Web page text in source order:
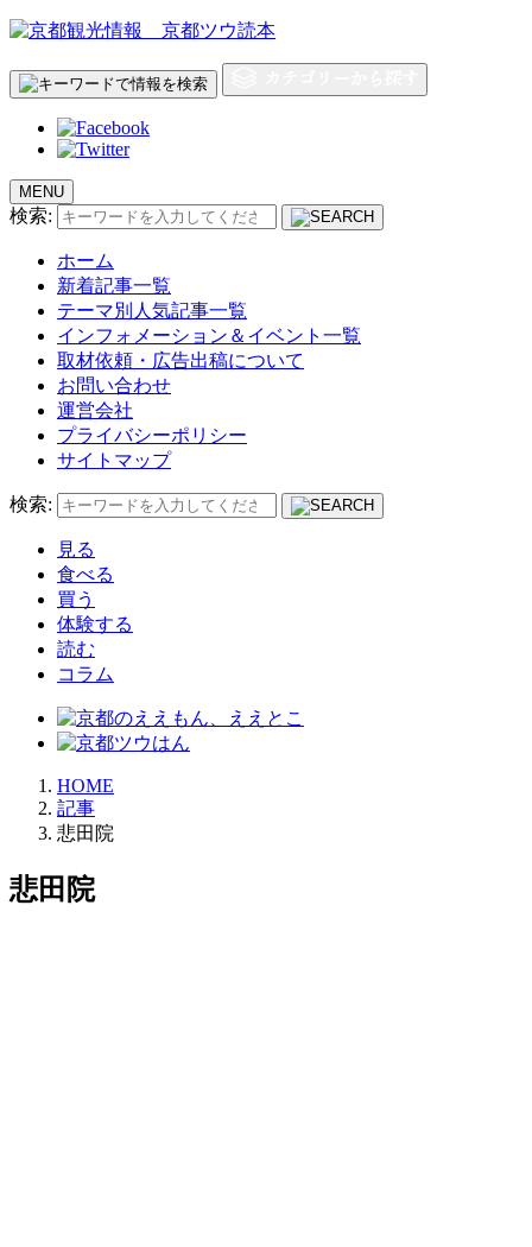
MENU
検索:
ホーム
新着記事一覧
テーマ別人気記事一覧
インフォメーション＆イベント一覧
取材依頼・広告出稿について
お問い合わせ
運営会社
プライバシーポリシー
サイトマップ
検索:
見る
食べる
買う
体験する
読む
コラム
HOME
記事
悲田院
悲田院